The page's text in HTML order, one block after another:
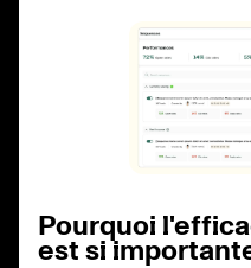
Pourquoi
est si